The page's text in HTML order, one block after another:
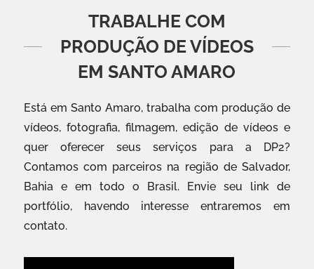
TRABALHE COM
PRODUÇÃO DE VÍDEOS
EM SANTO AMARO
Está em Santo Amaro, trabalha com produção de
vídeos, fotografia, filmagem, edição de vídeos e
quer oferecer seus serviços para a DP2?
Contamos com parceiros na região de Salvador,
Bahia e em todo o Brasil. Envie seu link de
portfólio, havendo interesse entraremos em
contato.